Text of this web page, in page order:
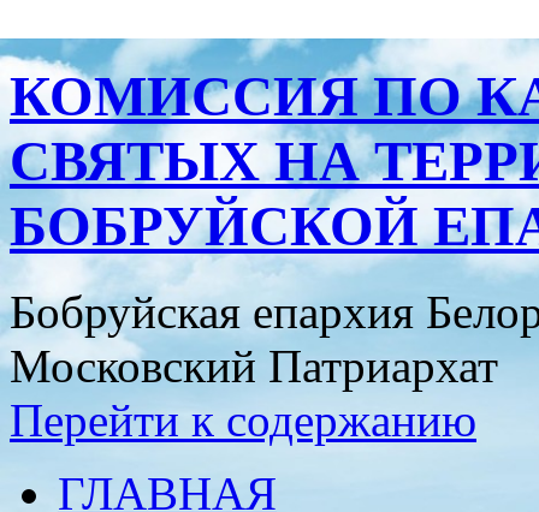
КОМИССИЯ ПО
СВЯТЫХ НА
БОБРУЙСКОЙ
Бобруйская епархия
Московский Патриархат
Перейти к содержанию
ГЛАВНАЯ